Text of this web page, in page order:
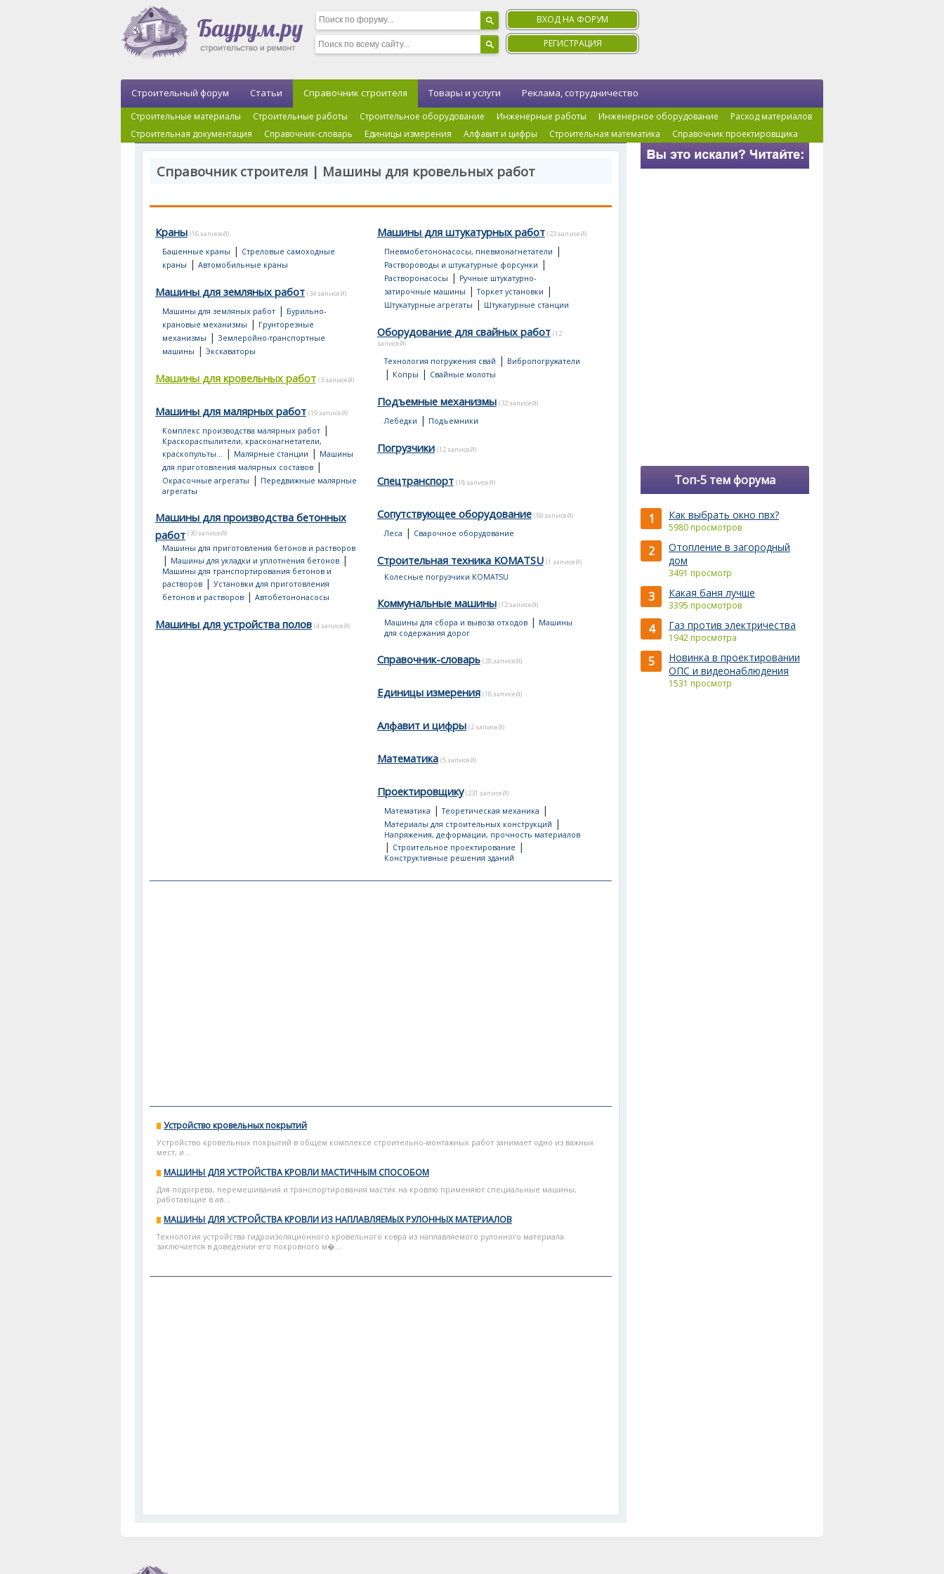
ВХОД НА ФОРУМ
РЕГИСТРАЦИЯ
Строительный форум Статьи Справочник строителя
Строительные материалы Строительные работы Строительное оборудование Инженерные работы Инженерное оборудование
Расход материалов
Строительная документация
Справочник-словарь Единицы измерения Алфавит и цифры Строительная математика Справочник проектировщика
Товары и услуги Реклама, сотрудничество
Справочник строителя | Машины для кровельных работ
Краны (16 записей)
Башенные краны | Стреловые самоходные
краны | Автомобильные краны
Машины для земляных работ (34 записей)
Машины для земляных работ| Бурильно-
крановые механизмы | Грунторезные
механизмы | Землеройно-транспортные
машины | Экскаваторы
Машины для кровельных работ (3 записей)
Машины для малярных работ (19 записей)
Комплекс производства малярных работ|
Краскораспылители, красконагнетатели,
краскопульты... | Малярные станции | Машины
для приготовления малярных составов|
Окрасочные агрегаты | Передвижные малярные
агрегаты
Машины для производства бетонных
работ (30 записей)
Машины для приготовления бетонов и растворов
| Машины для укладки и уплотнения бетонов|
Машины для транспортирования бетонов и
растворов| Установки для приготовления
бетонов и растворов| Автобетононасосы
Машины для устройства полов (4 записей)
Машины для штукатурных работ (23 записей)
Пневмобетононасосы, пневмонагнетатели |
Раствороводы и штукатурные форсунки |
Растворонасосы | Ручные штукатурно-
затирочные машины |Торкет установки |
Штукатурные агрегаты | Штукатурные станции
Оборудование для свайных работ (12
записей)
Технология погружения свай | Вибропогружатели
| Копры | Свайные молоты
Подъемные механизмы (32 записей)
Лебедки | Подъемники
Погрузчики (12 записей)
Спецтранспорт (18 записей)
Сопутствующее оборудование (59 записей)
Леса | Сварочное оборудование
Строительная техника KOMATSU (1 записей)
Колесные погрузчики KOMATSU
Коммунальные машины (12 записей)
Машины для сбора и вывоза отходов| Машины
для содержания дорог
Справочник-словарь (28 записей)
Единицы измерения (18 записей)
Алфавит и цифры (2 записей)
Математика (5 записей)
Проектировщику (231 записей)
Математика |Теоретическая механика |
Материалы для строительных конструкций |
Напряжения, деформации, прочность материалов
| Строительное проектирование |
Конструктивные решения зданий
Устройство кровельных покрытий
Устройство кровельных покрытий в общем комплексе строительно-монтажных работ занимает одно из важных
мест, и...
МАШИНЫ ДЛЯ УСТРОЙСТВА КРОВЛИ МАСТИЧНЫМ СПОСОБОМ
Для подогрева, перемешивания и транспортирования мастик на кровлю применяют специальные машины,
работающие в ав...
МАШИНЫ ДЛЯ УСТРОЙСТВА КРОВЛИ ИЗ НАПЛАВЛЯЕМЫХ РУЛОННЫХ МАТЕРИАЛОВ
Технология устройства гидроизоляционного кровельного ковра из наплавляемого рулонного материала
заключается в доведении его покровного м�...
Топ-5 тем форума
1 Как выбрать окно пвх?
5980 просмотров
2
Отопление в загородный
дом
3491 просмотр
3 Какая баня лучше
3395 просмотров
4 Газ против электричества
1942 просмотра
5
Новинка в проектировании
ОПС и видеонаблюдения
1531 просмотр